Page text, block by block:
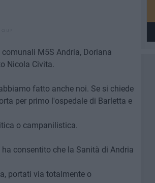
M5S Andria, Doriana
Nicola Civita.
fatto anche noi. Se si chiede
per primo l'ospedale di Barletta e
o campanilistica.
consentito che la Sanità di Andria
portati via totalmente o